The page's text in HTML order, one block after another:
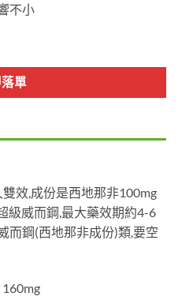
不小
單
效,成份是西地那非100mg
級威而鋼,最大藥效期約4-6
而鋼(西地那非成份)類,要空